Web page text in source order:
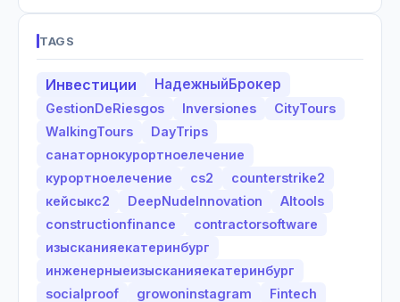
TAGS
Инвестиции НадежныйБрокер
GestionDeRiesgos Inversiones
CityTours
WalkingTours
DayTrips
санаторнокурортноелечение
курортноелечение
cs2
counterstrike2
кейсыкс2
DeepNudeInnovation
AItools
constructionfinance
contractorsoftware
изысканияекатеринбург
инженерныеизысканияекатеринбург
socialproof
growoninstagram
Fintech